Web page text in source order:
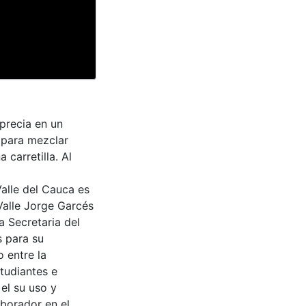
en un
mezclar
carretilla. Al
del Cauca es
Jorge Garcés
Secretaria del
para su
entre la
e
su uso y